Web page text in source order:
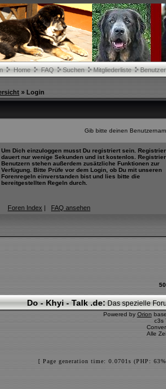
Home FAQ Suchen Mitgliederliste
» Login
Gib bitte deinen
Um Dich einzuloggen musst Du registriert sein.
dauert nur wenige Sekunden und ist kostenlos.
Benutzern stehen außerdem zusätzliche Funktionen zur
Verfügung. Bitte Prüfe vor dem Login, ob Du mit unseren
Forenregeln einverstanden bist und lies bitte die
bereitgestellten Regeln durch.
Foren Index | FAQ ansehen
Do - Khyi - Talk .de: Das spezielle
Powered by Orion
c3s
Alle
[ Page generation time: 0.0701s (PHP: